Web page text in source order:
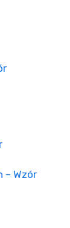
– Wzór